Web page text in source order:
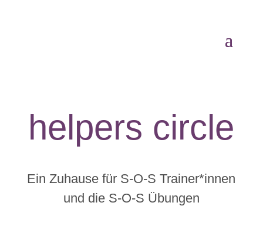
helpers circle
Ein Zuhause für S-O-S Trainer*innen
und die S-O-S Übungen